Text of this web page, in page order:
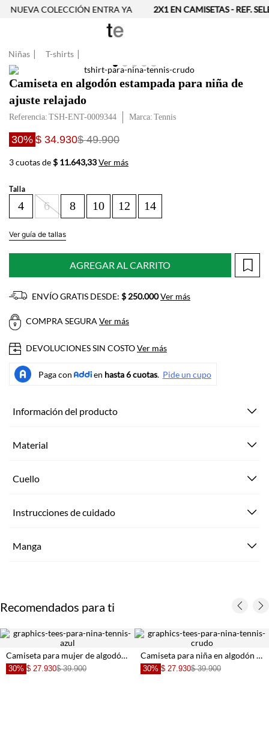
NUEVA COLECCIÓN ENTRA YA 2X1 EN CAMISETAS - REF.
Niñas T-shirts
Camiseta en algodón estampada para niña de
ajuste relajado
Referencia: TSH-ENT-0009344 Tennis
30% $ 34.930$ 49.900
3 cuotas de$ 11.643,33Ver más
Talla
4 6 8 10 12 14
Ver guía de tallas
AGREGAR AL CARRITO
ENVÍO GRATIS DESDE: $ 250.000Ver más
COMPRA SEGURA Ver más
DEVOLUCIONES SIN COSTOVer más
Información del producto
Material
Cuello
Instrucciones de cuidado
Manga
Recomendados para ti
Camiseta para mujer de algodón azul crop con bordado
30% $ 27.930$ 39.900
Camiseta para niña en algodón crudo fit recto con gráfico
30% $ 27.930$ 39.900